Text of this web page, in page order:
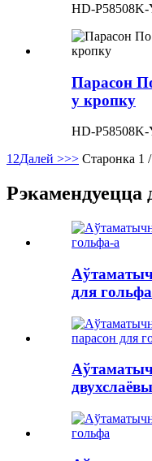
HD-P58508K-
Парасон
у кропку
HD-P58508K-
1 2Далей >>> Старонка 1
Рэкамендуецца
для